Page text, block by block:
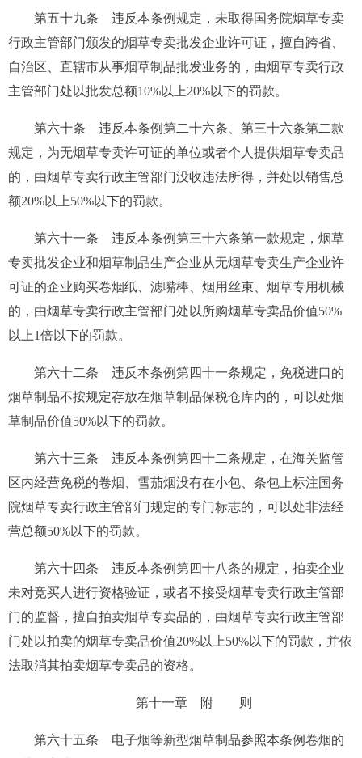
第五十九条 违反本条例规定，未取得国务院烟草专卖
行政主管部门颁发的烟草专卖批发企业许可证，擅自跨省、
自治区、直辖市从事烟草制品批发业务的，由烟草专卖行政
主管部门处以批发总额10%以上20%以下的罚款。
第六十条 违反本条例第二十六条、第三十六条第二款
规定，为无烟草专卖许可证的单位或者个人提供烟草专卖品
的，由烟草专卖行政主管部门没收违法所得，并处以销售总
额20%以上50%以下的罚款。
第六十一条 违反本条例第三十六条第一款规定，烟草
专卖批发企业和烟草制品生产企业从无烟草专卖生产企业许
可证的企业购买卷烟纸、滤嘴棒、烟用丝束、烟草专用机械
的，由烟草专卖行政主管部门处以所购烟草专卖品价值50%
以上1倍以下的罚款。
第六十二条 违反本条例第四十一条规定，免税进口的
烟草制品不按规定存放在烟草制品保税仓库内的，可以处烟
草制品价值50%以下的罚款。
第六十三条 违反本条例第四十二条规定，在海关监管
区内经营免税的卷烟、雪茄烟没有在小包、条包上标注国务
院烟草专卖行政主管部门规定的专门标志的，可以处非法经
营总额50%以下的罚款。
第六十四条 违反本条例第四十八条的规定，拍卖企业
未对竞买人进行资格验证，或者不接受烟草专卖行政主管部
门的监督，擅自拍卖烟草专卖品的，由烟草专卖行政主管部
门处以拍卖的烟草专卖品价值20%以上50%以下的罚款，并依
法取消其拍卖烟草专卖品的资格。
第十一章 附 则
第六十五条 电子烟等新型烟草制品参照本条例卷烟的